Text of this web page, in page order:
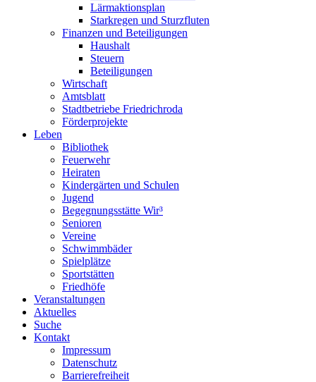
Lärmaktionsplan
Starkregen und Sturzfluten
Finanzen und Beteiligungen
Haushalt
Steuern
Beteiligungen
Wirtschaft
Amtsblatt
Stadtbetriebe Friedrichroda
Förderprojekte
Leben
Bibliothek
Feuerwehr
Heiraten
Kindergärten und Schulen
Jugend
Begegnungsstätte Wir³
Senioren
Vereine
Schwimmbäder
Spielplätze
Sportstätten
Friedhöfe
Veranstaltungen
Aktuelles
Suche
Kontakt
Impressum
Datenschutz
Barrierefreiheit